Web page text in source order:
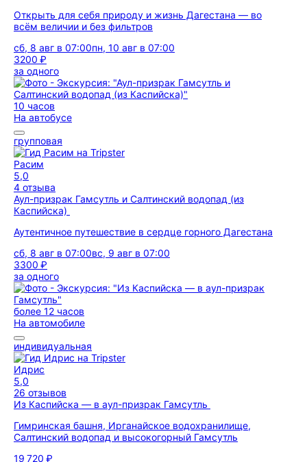
Открыть для себя природу и жизнь Дагестана — во
всём величии и без фильтров
сб, 8 авг в 07:00пн, 10 авг в 07:00
3200 ₽
за одного
10 часов
На автобусе
групповая
Расим
5,0
4 отзыва
Аул-призрак Гамсутль и Салтинский водопад (из
Каспийска)
Аутентичное путешествие в сердце горного Дагестана
сб, 8 авг в 07:00вс, 9 авг в 07:00
3300 ₽
за одного
более 12 часов
На автомобиле
индивидуальная
Идрис
5,0
26 отзывов
Из Каспийска — в аул-призрак Гамсутль
Гимринская башня, Ирганайское водохранилище,
Салтинский водопад и высокогорный Гамсутль
19 720 ₽